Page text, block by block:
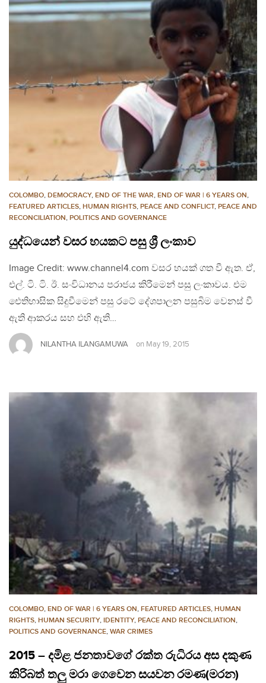
COLOMBO, DEMOCRACY, END OF THE WAR, END OF WAR | 6 YEARS ON,
FEATURED ARTICLES, HUMAN RIGHTS, PEACE AND CONFLICT, PEACE AND
RECONCILIATION, POLITICS AND GOVERNANCE
යුද්ධයෙන් වසර හයකට පසු ශ්‍රී ලංකාව
Image Credit: www.channel4.com වසර හයක් ගත වී ඇත. ඒ,
එල්. ටි. ටි. ඊ. සංවිධානය පරාජය කිරීමෙන් පසු ලංකාවය. එම
ඓතිහාසික සිදුවීමෙන් පසු රටේ දේශපාලන පසුබිම වෙනස් වී
ඇති ආකරය සහ එහි ඇති…
NILANTHA ILANGAMUWA on May 19, 2015
COLOMBO, END OF WAR | 6 YEARS ON, FEATURED ARTICLES, HUMAN
RIGHTS, HUMAN SECURITY, IDENTITY, PEACE AND RECONCILIATION,
POLITICS AND GOVERNANCE, WAR CRIMES
2015 – දමිළ ජනතාවගේ රක්ත රුධිරය අස දකුණ
කිරිබත් තලු මරා ගෙවෙන සයවන රමණ(මරන)